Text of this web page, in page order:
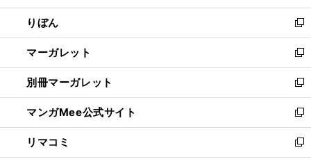
開
く
ウ
で
開
く
ン
ド
ウ
で
開
く
ウ
ィ
ン
ド
ウ
で
開
く
りぼん
新
し
い
ウ
ィ
ン
ド
ウ
で
開
マーガレット
新
し
い
ウ
ィ
ン
ド
ウ
別冊マーガレット
新
し
い
ウ
ィ
ン
マンガMee公式サイト
新
し
い
ウ
リマコミ
新
し